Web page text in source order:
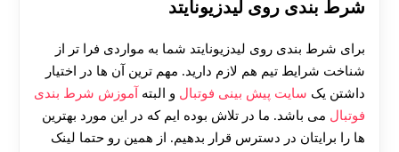
شرط بندی روی لیدزیونایتد
برای شرط بندی روی لیدزیونایتد شما به مواردی فرا تر از
شناخت شرایط تیم هم لازم دارید. مهم ترین آن ها در اختیار
داشتن یک سایت پیش بینی فوتبال و البته
آموزش شرط بندی
فوتبال می باشد. ما در تلاش بوده ایم که در این مورد بهترین
ها را برایتان در دسترس قرار بدهیم. از همین رو حتما لینک